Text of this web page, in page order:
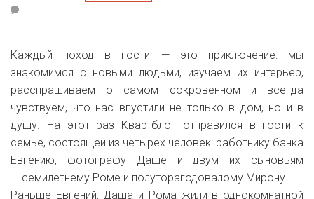
Каждый поход в гости — это приключение: мы
знакомимся с новыми людьми, изучаем их интерьер,
расспрашиваем о самом сокровенном и всегда
чувствуем, что нас впустили не только в дом, но и в
душу. На этот раз Квартблог отправился в гости к
семье, состоящей из четырех человек: работнику банка
Евгению, фотографу Даше и двум их сыновьям
— семилетнему Роме и полуторагодовалому Мирону.
Раньше Евгений, Даша и Рома жили в однокомнатной